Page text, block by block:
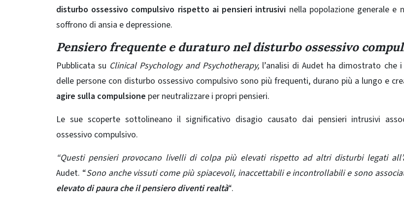
disturbo ossessivo compulsivo rispetto ai pensieri intrusivi nella popolazione generale e
soffrono di ansia e depressione.
Pensiero frequente e duraturo nel disturbo ossessivo
Pubblicata su Clinical Psychology and Psychotherapy,l’analisi di Audet ha dimostrato che
delle persone con disturbo ossessivo compulsivo sono più frequenti, durano più a lungo e
agire sulla compulsione per neutralizzare i propri pensieri.
Le sue scoperte sottolineano il significativo disagio causato dai pensieri intrusivi
ossessivo compulsivo.
“Questi pensieri provocano livelli di colpa più elevati rispetto ad altri disturbi legati
Audet. “Sono anche vissuti come più spiacevoli, inaccettabili e incontrollabili e sono
elevato di paura che il pensiero diventi realtà“.